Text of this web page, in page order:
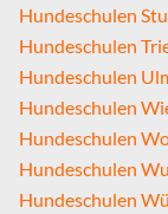
Hundeschulen
Hundeschulen
Hundeschulen
Hundeschulen
Hundeschulen
Hundeschulen
Hundeschulen